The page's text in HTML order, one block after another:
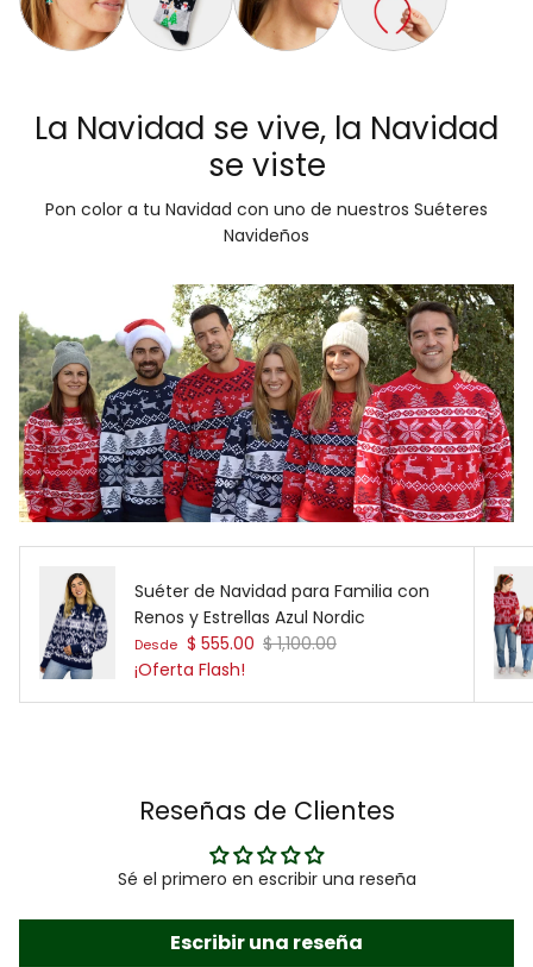
La Navidad se vive, la Navidad
se viste
Pon color a tu Navidad con uno de nuestros Suéteres
Navideños
Suéter de Navidad para Familia con
Renos y Estrellas Azul Nordic
Precio de venta
Desde $ 555.00 Precio normal
$ 1,100.00
¡Oferta Flash!
Reseñas de Clientes
Sé el primero en escribir una reseña
Escribir una reseña